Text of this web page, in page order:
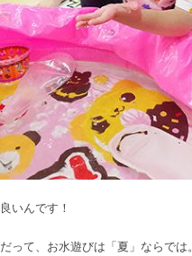
良いんです！
だって、お水遊びは「夏」ならでは。